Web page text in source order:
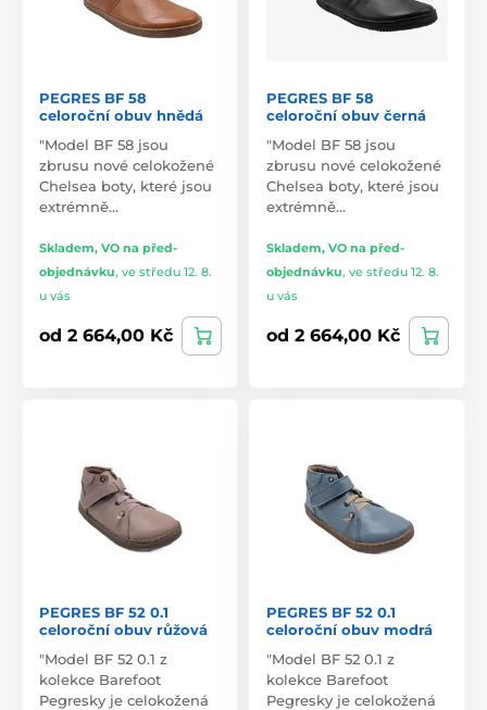
PEGRES BF 58
celoroční obuv hnědá
"Model BF 58 jsou
zbrusu nové celokožené
Chelsea boty, které jsou
extrémně…
Skladem, VO na před-
objednávku, ve středu 12. 8.
u vás
od 2 664,00 Kč
PEGRES BF 58
celoroční obuv černá
"Model BF 58 jsou
zbrusu nové celokožené
Chelsea boty, které jsou
extrémně…
Skladem, VO na před-
objednávku, ve středu 12. 8.
u vás
od 2 664,00 Kč
PEGRES BF 52 0.1
celoroční obuv růžová
"Model BF 52 0.1 z
kolekce Barefoot
Pegresky je celokožená
PEGRES BF 52 0.1
celoroční obuv modrá
"Model BF 52 0.1 z
kolekce Barefoot
Pegresky je celokožená